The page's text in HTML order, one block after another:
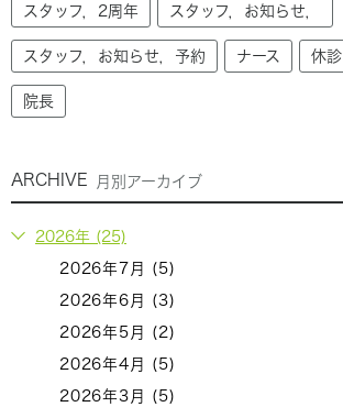
スタッフ，2周年 スタッフ，お知らせ，
スタッフ，お知らせ，予約 ナース 休診
院長
ARCHIVE 月別アーカイブ
2026年 (25)
2026年7月 (5)
2026年6月 (3)
2026年5月 (2)
2026年4月 (5)
2026年3月 (5)